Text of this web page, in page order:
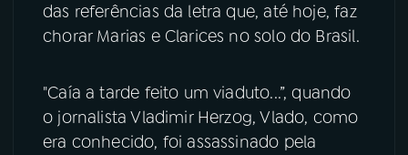
07 ÚLTIMAS
ACOMPANHE A RÁDIO NACIONAL
das referências da letra que, até hoje, faz
chorar Marias e Clarices no solo do Brasil.
"Caía a tarde feito um viaduto...”, quando
o jornalista Vladimir Herzog, Vlado, como
era conhecido, foi assassinado pela